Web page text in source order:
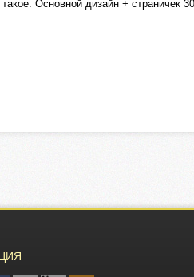
Основной дизайн + страничек